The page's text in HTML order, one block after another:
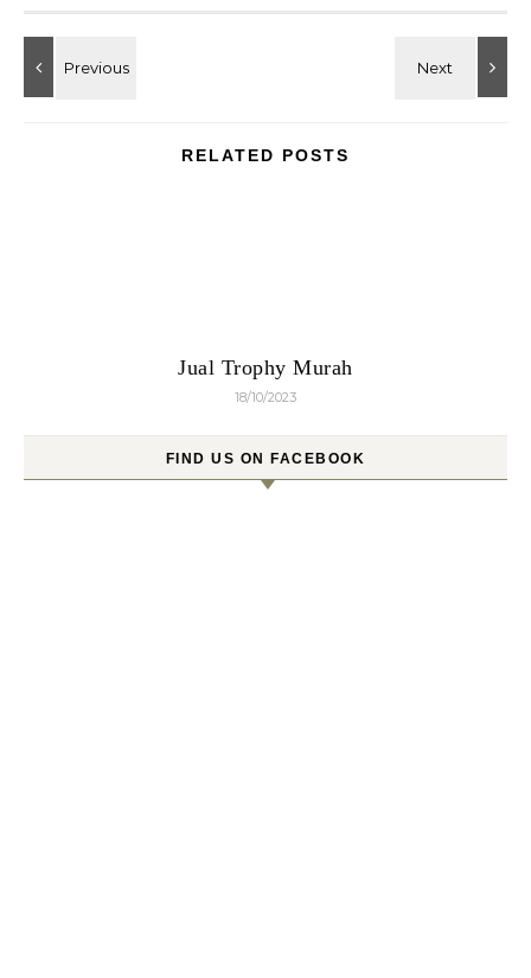
RELATED POSTS
Jual Trophy Murah
18/10/2023
FIND US ON FACEBOOK